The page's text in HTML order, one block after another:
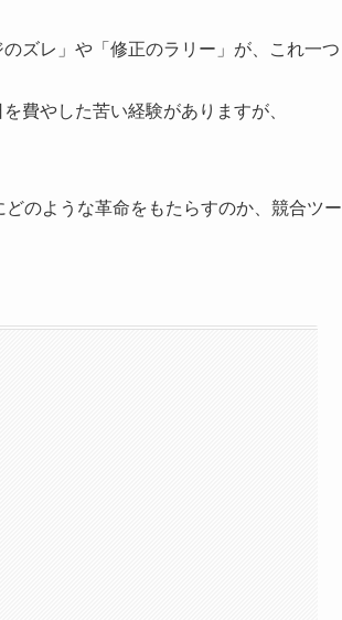
ズレ」や「修正のラリー」が、これ一つ
費やした苦い経験がありますが、
のような革命をもたらすのか、競合ツー